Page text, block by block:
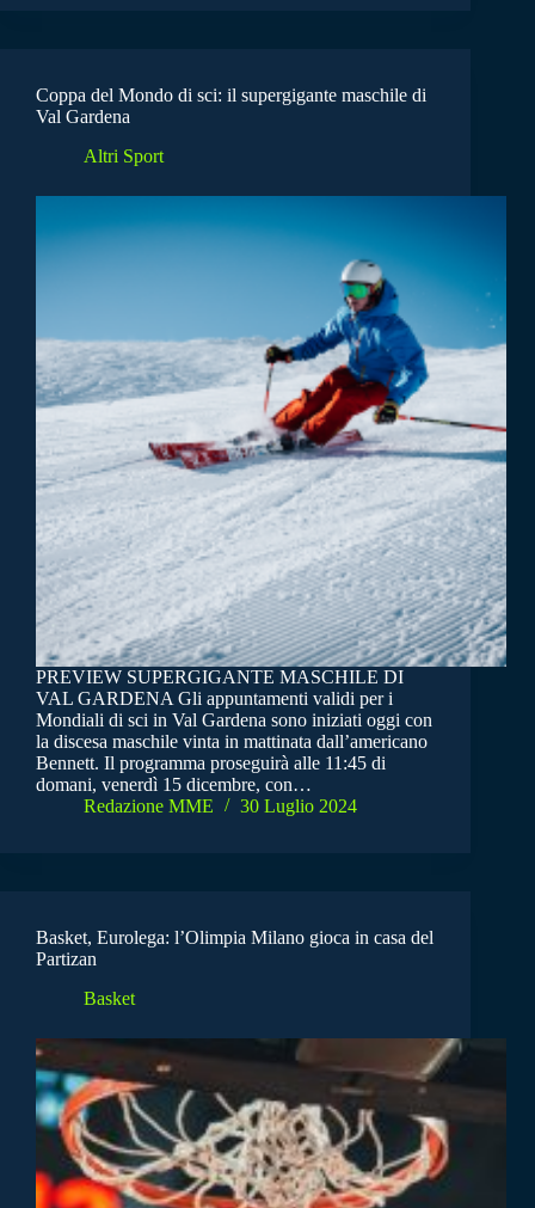
Coppa del Mondo di sci: il supergigante maschile di
Val Gardena
Altri Sport
PREVIEW SUPERGIGANTE MASCHILE DI
VAL GARDENA Gli appuntamenti validi per i
Mondiali di sci in Val Gardena sono iniziati oggi con
la discesa maschile vinta in mattinata dall’americano
Bennett. Il programma proseguirà alle 11:45 di
domani, venerdì 15 dicembre, con…
Redazione MME
30 Luglio 2024
Basket, Eurolega: l’Olimpia Milano gioca in casa del
Partizan
Basket